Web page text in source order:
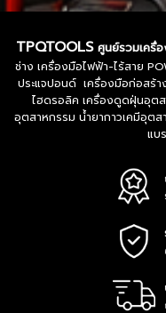
TPQTOOLS ศูนย์รวมเครื่
ช่าง เครื่องมือไฟฟ้า-ไร้สาย
ประแจปอนด์ เครื่องมือก่อสร้
ไฮดรอลิค เครื่องดูดฝุ่นอุต
อุตสาหกรรม น้ำยากาวเคมีอุต
แบ